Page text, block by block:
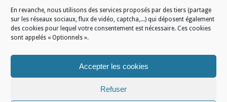
En revanche, nous utilisons des services proposés par des tiers (partage
sur les réseaux sociaux, flux de vidéo, captcha,...) qui déposent également
des cookies pour lequel votre consentement est nécessaire. Ces cookies
sont appelés « Optionnels ».
Accepter les cookies
Refuser